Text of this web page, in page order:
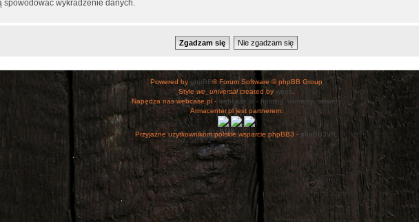
spowodować wykradzenie danych.
Powered by phpBB® Forum Software © phpBB Group
Style we_universalcreated by weeb
Napędza nas webcase.pl - webcase.pl - hosting, domeny, serwery
Armacenter.pl jest partnerem:
Przyjazne użytkownikom polskie wsparcie phpBB3 - phpBB3.PL